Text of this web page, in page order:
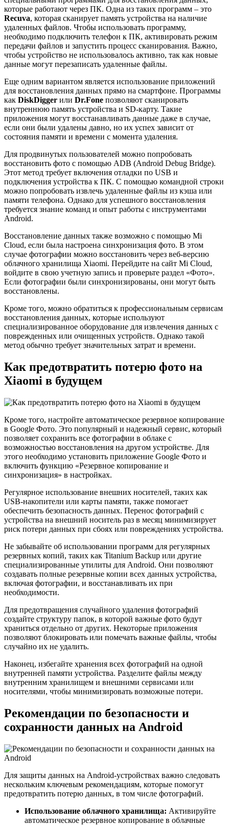
которые работают через ПК. Одна из таких программ – это
Recuva, которая сканирует память устройства на наличие
удаленных файлов. Чтобы использовать программу,
необходимо подключить телефон к ПК, активировать режим
передачи файлов и запустить процесс сканирования. Важно,
чтобы устройство не использовалось активно, так как новые
данные могут перезаписать удаленные файлы.
Еще одним вариантом является использование приложений
для восстановления данных прямо на смартфоне. Программы
как DiskDigger или Dr.Fone позволяют сканировать
внутреннюю память устройства и SD-карту. Такие
приложения могут восстанавливать данные даже в случае,
если они были удалены давно, но их успех зависит от
состояния памяти и времени с момента удаления.
Для продвинутых пользователей можно попробовать
восстановить фото с помощью ADB (Android Debug Bridge).
Этот метод требует включения отладки по USB и
подключения устройства к ПК. С помощью командной строки
можно попробовать извлечь удаленные файлы из кэша или
памяти телефона. Однако для успешного восстановления
требуется знание команд и опыт работы с инструментами
Android.
Восстановление данных также возможно с помощью Mi
Cloud, если была настроена синхронизация фото. В этом
случае фотографии можно восстановить через веб-версию
облачного хранилища Xiaomi. Перейдите на сайт Mi Cloud,
войдите в свою учетную запись и проверьте раздел «Фото».
Если фотографии были синхронизированы, они могут быть
восстановлены.
Кроме того, можно обратиться к профессиональным сервисам
восстановления данных, которые используют
специализированное оборудование для извлечения данных с
поврежденных или очищенных устройств. Однако такой
метод обычно требует значительных затрат и времени.
Как предотвратить потерю фото на
Xiaomi в будущем
Кроме того, настройте автоматическое резервное копирование
в Google Фото. Это популярный и надежный сервис, который
позволяет сохранить все фотографии в облаке с
возможностью восстановления на другом устройстве. Для
этого необходимо установить приложение Google Фото и
включить функцию «Резервное копирование и
синхронизация» в настройках.
Регулярное использование внешних носителей, таких как
USB-накопители или карты памяти, также помогает
обеспечить безопасность данных. Перенос фотографий с
устройства на внешний носитель раз в месяц минимизирует
риск потери данных при сбоях или повреждениях устройства.
Не забывайте об использовании программ для регулярных
резервных копий, таких как Titanium Backup или другие
специализированные утилиты для Android. Они позволяют
создавать полные резервные копии всех данных устройства,
включая фотографии, и восстанавливать их при
необходимости.
Для предотвращения случайного удаления фотографий
создайте структуру папок, в которой важные фото будут
храниться отдельно от других. Некоторые приложения
позволяют блокировать или помечать важные файлы, чтобы
случайно их не удалить.
Наконец, избегайте хранения всех фотографий на одной
внутренней памяти устройства. Разделите файлы между
внутренним хранилищем и внешними сервисами или
носителями, чтобы минимизировать возможные потери.
Рекомендации по безопасности и
сохранности данных на Android
Для защиты данных на Android-устройствах важно следовать
нескольким ключевым рекомендациям, которые помогут
предотвратить потерю данных, в том числе фотографий.
Использование облачного хранилища: Активируйте
автоматическое резервное копирование в облачные